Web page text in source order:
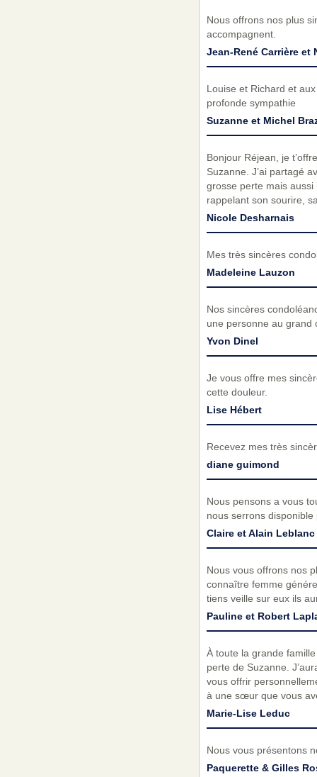
Nous offrons nos plus
accompagnent.
Jean-René Carrière et
Louise et Richard et
profonde sympathie
Suzanne et Michel
Bonjour Réjean, je
Suzanne. J’ai partagé
grosse perte mais
rappelant son sourire,
Nicole Desharnais
Mes très sincères
Madeleine Lauzon
Nos sincères
une personne au grand
Yvon Dinel
Je vous offre mes
cette douleur.
Lise Hébert
Recevez mes très
diane guimond
Nous pensons a vous
nous serrons
Claire et Alain Leblanc
Nous vous offrons nos
connaître femme
tiens veille sur eux ils
Pauline et Robert
À toute la grande
perte de Suzanne.
vous offrir
à une sœur que vous
Marie-Lise Leduc
Nous vous présentons
Paquerette & Gilles